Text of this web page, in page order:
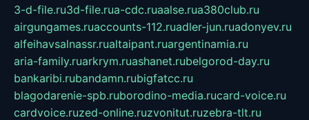
3-d-file.ru3d-file.rua-cdc.ruaalse.rua380club.ru
airgungames.ruaccounts-112.ruadler-jun.ruadonyev.ru
alfeihavsalnassr.rualtaipant.ruargentinamia.ru
aria-family.ruarkrym.ruashanet.rubelgorod-day.ru
bankaribi.rubandamn.rubigfatcc.ru
blagodarenie-spb.ruborodino-media.rucard-voice.ru
cardvoice.ruzed-online.ruzvonitut.ruzebra-tlt.ru